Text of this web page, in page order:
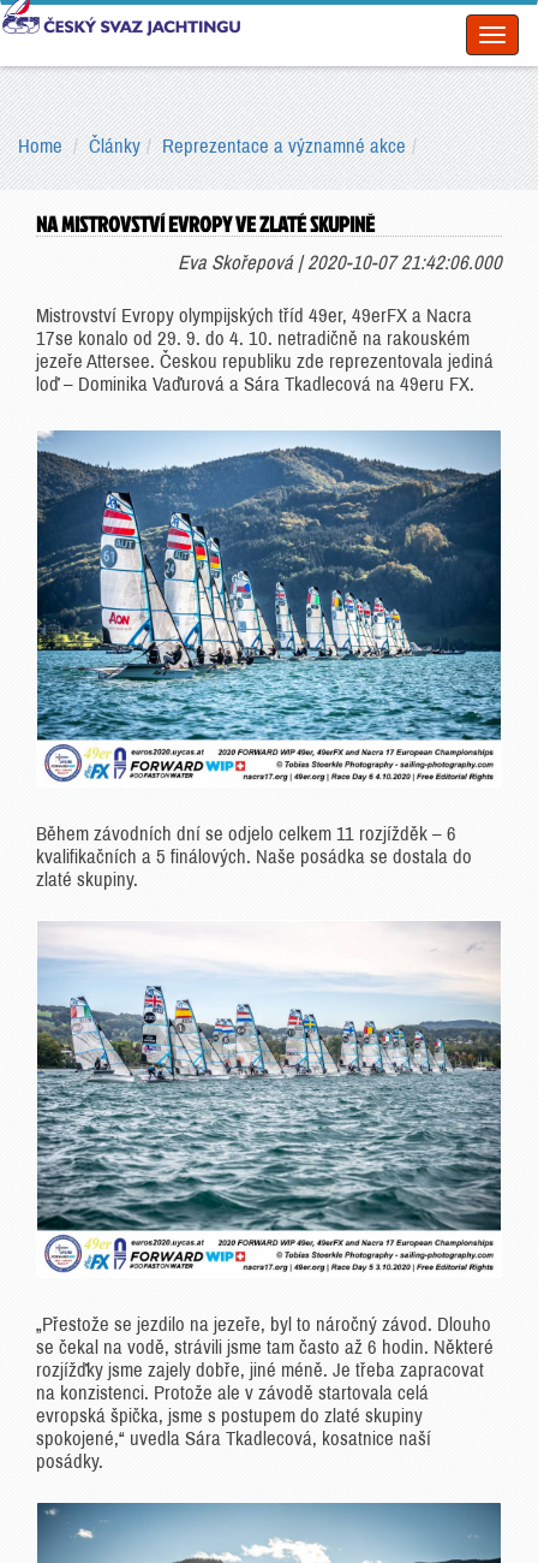
Home Články Reprezentace a významné akce
NA MISTROVSTVÍ EVROPY VE ZLATÉ SKUPINĚ
Eva Skořepová | 2020-10-07 21:42:06.000
Mistrovství Evropy olympijských tříd 49er, 49erFX a Nacra
17se konalo od 29. 9. do 4. 10. netradičně na rakouském
jezeře Attersee. Českou republiku zde reprezentovala jediná
loď – Dominika Vaďurová a Sára Tkadlecová na 49eru FX.
Během závodních dní se odjelo celkem 11 rozjížděk – 6
kvalifikačních a 5 finálových. Naše posádka se dostala do
zlaté skupiny.
„Přestože se jezdilo na jezeře, byl to náročný závod. Dlouho
se čekal na vodě, strávili jsme tam často až 6 hodin. Některé
rozjížďky jsme zajely dobře, jiné méně. Je třeba zapracovat
na konzistenci. Protože ale v závodě startovala celá
evropská špička, jsme s postupem do zlaté skupiny
spokojené,“ uvedla Sára Tkadlecová, kosatnice naší
posádky.